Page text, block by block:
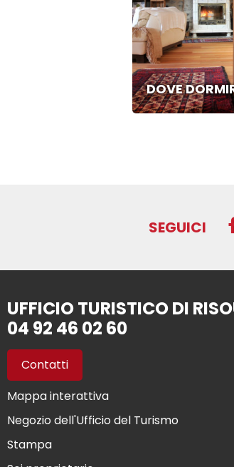
DOVE
SEGUICI
UFFICIO TURISTICO DI
04 92 46 02 60
Contatti
Mappa interattiva
Negozio dell'Ufficio del Turismo
Stampa